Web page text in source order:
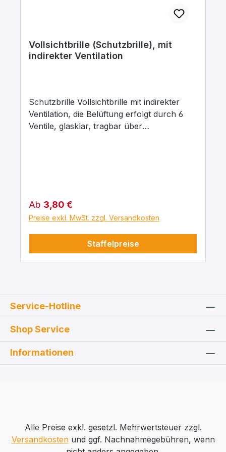
Vollsichtbrille (Schutzbrille), mit
indirekter Ventilation
Schutzbrille Vollsichtbrille mit indirekter
Ventilation, die Belüftung erfolgt durch 6
Ventile, glasklar, tragbar über
einen hohen Tragekomfort. Dieses Modell
ist auch bestens für Brillenträger geeignet.
Regulärer Preis:
Ab 3,80 €
Preise exkl. MwSt. zzgl. Versandkosten
Staffelpreise
Service-Hotline
Shop Service
Informationen
Alle Preise exkl. gesetzl. Mehrwertsteuer zzgl.
Versandkostenund ggf. Nachnahmegebühren, wenn